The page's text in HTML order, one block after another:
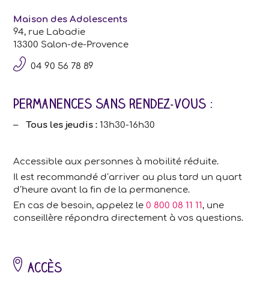
Maison des Adolescents
94, rue Labadie
13300 Salon-de-Provence
04 90 56 78 89
Permanences sans rendez-vous :
Tous les jeudis : 13h30-16h30
Accessible aux personnes à mobilité réduite.
Il est recommandé d’arriver au plus tard un quart
d’heure avant la fin de la permanence.
En cas de besoin, appelez le0 800 08 11 11, une
conseillère répondra directement à vos questions.
Accès